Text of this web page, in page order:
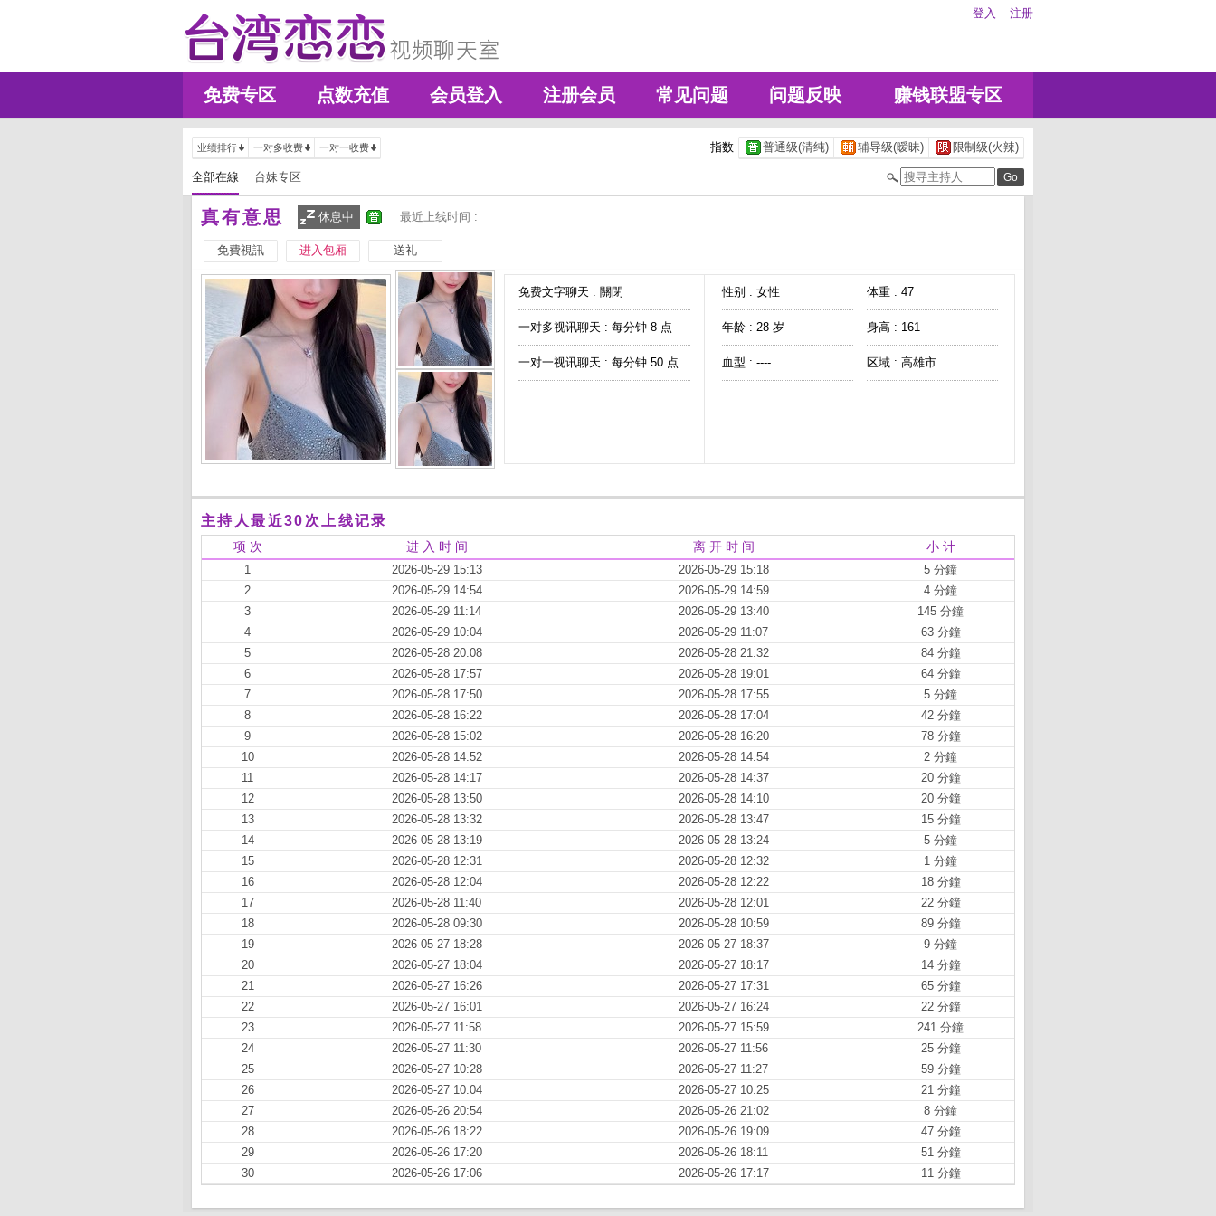
登入 注册
免费专区 点数充值 会员登入 注册会员 常见问题 问题反映 赚钱联盟专区
业绩排行 一对多收费 一对一收费 指数 普通级(清纯) 辅导级(暧昧) 限制级(火辣)
全部在線 台妹专区
真有意思 休息中 最近上线时间 :
免費視訊 进入包厢 送礼
免费文字聊天 : 關閉
一对多视讯聊天 : 每分钟 8 点
一对一视讯聊天 : 每分钟 50 点
性别 : 女性 体重 : 47
年龄 : 28 岁 身高 : 161
血型 : ---- 区域 : 高雄市
主持人最近30次上线记录
项 次 进 入 时 间 离 开 时 间 小 计
1 2026-05-29 15:13 2026-05-29 15:18
5 分鐘
2
2026-05-29 14:54 2026-05-29 14:59
4 分鐘
3
2026-05-29 11:14 2026-05-29 13:40
145 分鐘
4
2026-05-29 10:04 2026-05-29 11:07
63 分鐘
5
2026-05-28 20:08 2026-05-28 21:32
84 分鐘
6
2026-05-28 17:57 2026-05-28 19:01
64 分鐘
7
2026-05-28 17:50 2026-05-28 17:55
5 分鐘
8
2026-05-28 16:22 2026-05-28 17:04
42 分鐘
9
2026-05-28 15:02 2026-05-28 16:20
78 分鐘
10
2026-05-28 14:52 2026-05-28 14:54
2 分鐘
11
2026-05-28 14:17 2026-05-28 14:37
20 分鐘
12
2026-05-28 13:50 2026-05-28 14:10
20 分鐘
13
2026-05-28 13:32 2026-05-28 13:47
15 分鐘
14
2026-05-28 13:19 2026-05-28 13:24
5 分鐘
15
2026-05-28 12:31 2026-05-28 12:32
1 分鐘
16
2026-05-28 12:04 2026-05-28 12:22
18 分鐘
17
2026-05-28 11:40 2026-05-28 12:01
22 分鐘
18
2026-05-28 09:30 2026-05-28 10:59
89 分鐘
19
2026-05-27 18:28 2026-05-27 18:37
9 分鐘
20
2026-05-27 18:04 2026-05-27 18:17
14 分鐘
21
2026-05-27 16:26 2026-05-27 17:31
65 分鐘
22
2026-05-27 16:01 2026-05-27 16:24
22 分鐘
23
2026-05-27 11:58 2026-05-27 15:59
241 分鐘
24
2026-05-27 11:30 2026-05-27 11:56
25 分鐘
25
2026-05-27 10:28 2026-05-27 11:27
59 分鐘
26
2026-05-27 10:04 2026-05-27 10:25
21 分鐘
27
2026-05-26 20:54 2026-05-26 21:02
8 分鐘
28
2026-05-26 18:22 2026-05-26 19:09
47 分鐘
29
2026-05-26 17:20 2026-05-26 18:11
51 分鐘
30
2026-05-26 17:06 2026-05-26 17:17 11 分鐘